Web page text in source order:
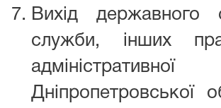
Вихід державного
служби, інших
Дніпропетровської